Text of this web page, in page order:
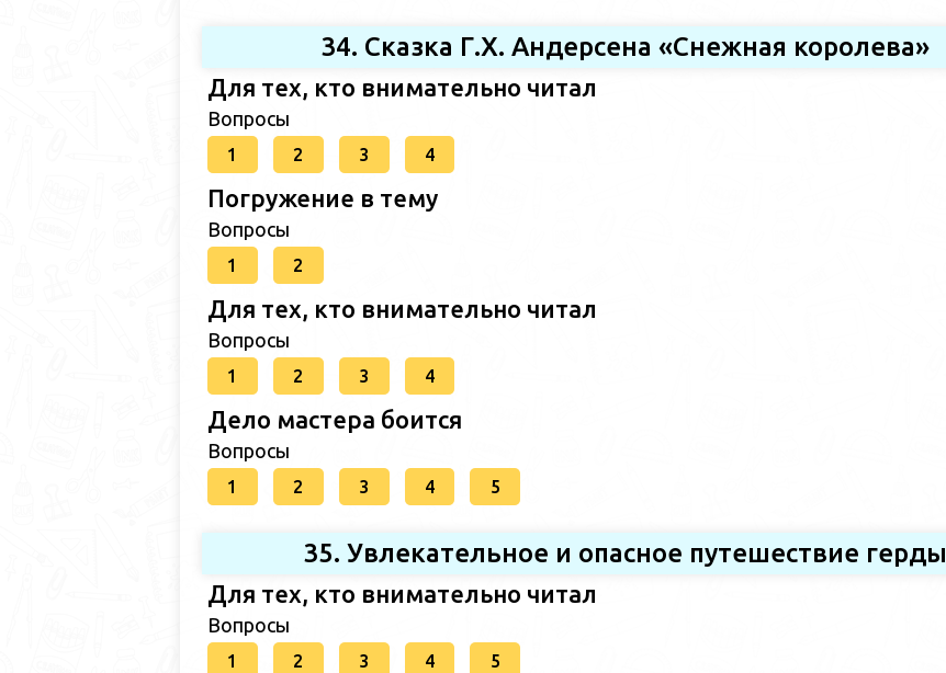
34. Сказка Г.Х. Андерсена «Снежная королева»
Для тех, кто внимательно читал
Вопросы
1 2 3 4
Погружение в тему
Вопросы
1 2
Для тех, кто внимательно читал
Вопросы
1 2 3 4
Дело мастера боится
Вопросы
1 2 3 4 5
35. Увлекательное и опасное путешествие герды
Для тех, кто внимательно читал
Вопросы
1 2 3 4 5